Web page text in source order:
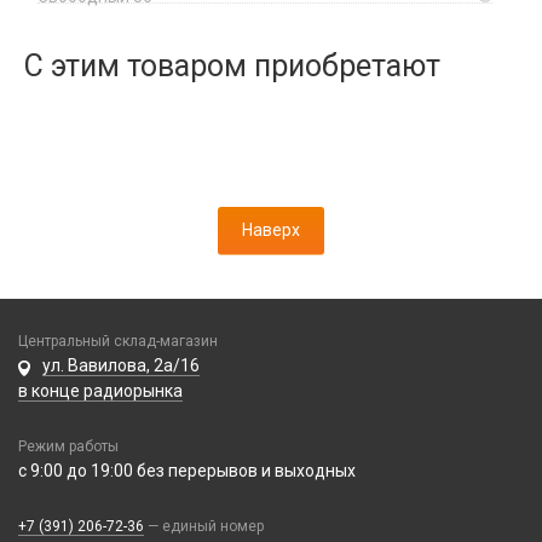
С этим товаром приобретают
Спортивные
Камеры
Проклейки
Шлейфы
АЗУ
АЗУ + FM-модулятор
АЗУ + кабель
Кабели
3 в 1
Компьютерная периферия
Наверх
Центральный склад-магазин
ул. Вавилова, 2а/16
в конце радиорынка
Режим работы
с 9:00 до 19:00 без перерывов и выходных
+7 (391) 206-72-36 — единый номер